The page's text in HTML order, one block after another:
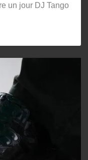
un jour DJ Tango